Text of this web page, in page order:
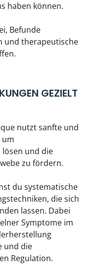
haben können.
Befunde
und therapeutische
GEZIELT
nutzt sanfte und
um
lösen und die
zu fördern.
du systematische
die sich
lassen. Dabei
Symptome im
und die
Regulation.